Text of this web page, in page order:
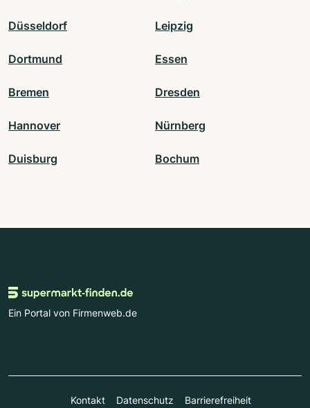
Düsseldorf Leipzig
Dortmund Essen
Bremen Dresden
Hannover Nürnberg
Duisburg Bochum
Ein Portal von Firmenweb.de
Kontakt Datenschutz Barrierefreiheit